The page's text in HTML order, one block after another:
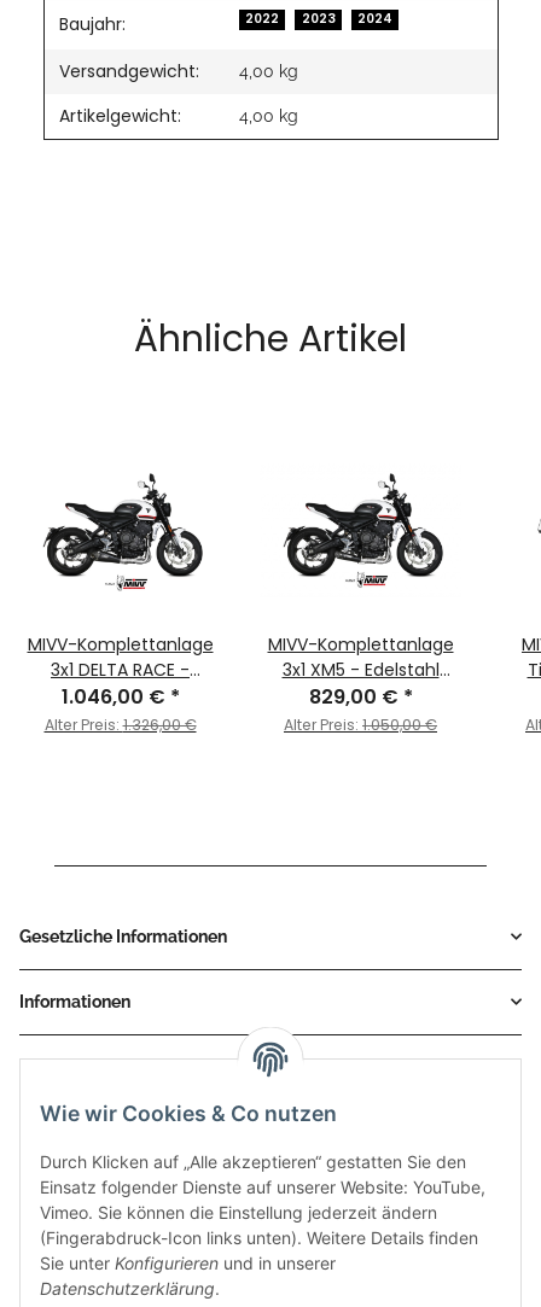
Wie wir Cookies & Co nutzen
Durch Klicken auf „Alle akzeptieren“ gestatten Sie den
Einsatz folgender Dienste auf unserer Website: YouTube,
Vimeo. Sie können die Einstellung jederzeit ändern
(Fingerabdruck-Icon links unten). Weitere Details finden
Sie unter Konfigurieren und in unserer
Datenschutzerklärung.
Baujahr: 2022 2023 2024
Versandgewicht: 4,00 kg
Artikelgewicht: 4,00 kg
Ähnliche Artikel
MIVV-Komplettanlage
3x1 DELTA RACE -
Edelstahl Schwarz für
TRIUMPH - TIGER 660
1.046,00 € *
Alter Preis:1.326,00 €
MIVV-Komplettanlage
3x1 XM5 - Edelstahl
Schwarz für TRIUMPH -
TRIDENT 660 BJ. 2021 >
829,00 € *
Alter Preis: 1.050,00 €
Gesetzliche Informationen
Informationen